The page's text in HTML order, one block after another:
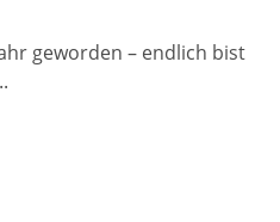
geworden – endlich bist